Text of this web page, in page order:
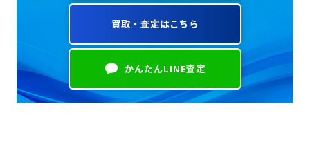
買取・査定はこちら
かんたんLINE査定